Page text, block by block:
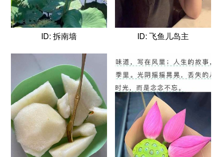
ID: 拆南墙 ID: 飞鱼儿岛主